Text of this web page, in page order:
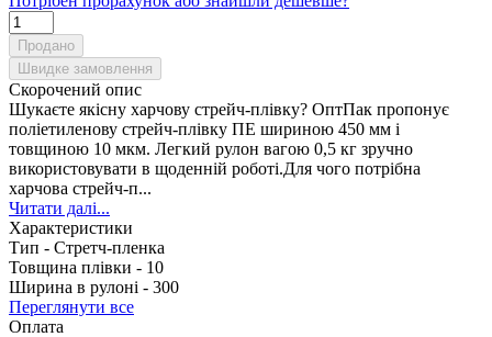
Продано
Швидке замовлення
Скорочений опис
Шукаєте якісну харчову стрейч-плівку? ОптПак пропонує
поліетиленову стрейч-плівку ПЕ шириною 450 мм і
товщиною 10 мкм. Легкий рулон вагою 0,5 кг зручно
використовувати в щоденній роботі.Для чого потрібна
харчова стрейч-п...
Читати далі...
Характеристики
Тип - Стретч-пленка
Товщина плівки - 10
Ширина в рулоні - 300
Переглянути все
Оплата